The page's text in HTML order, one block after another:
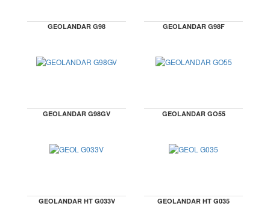
GEOLANDAR G98 GEOLANDAR G98F
GEOLANDAR G98GV GEOLANDAR GO55
GEOLANDAR HT G033V GEOLANDAR HT G035